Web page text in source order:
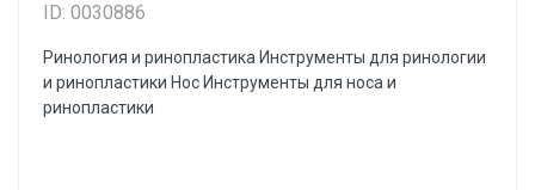
ID: 0030886
Ринология и ринопластика Инструменты для ринологии
и ринопластики Hoc Инструменты для носа и
ринопластики